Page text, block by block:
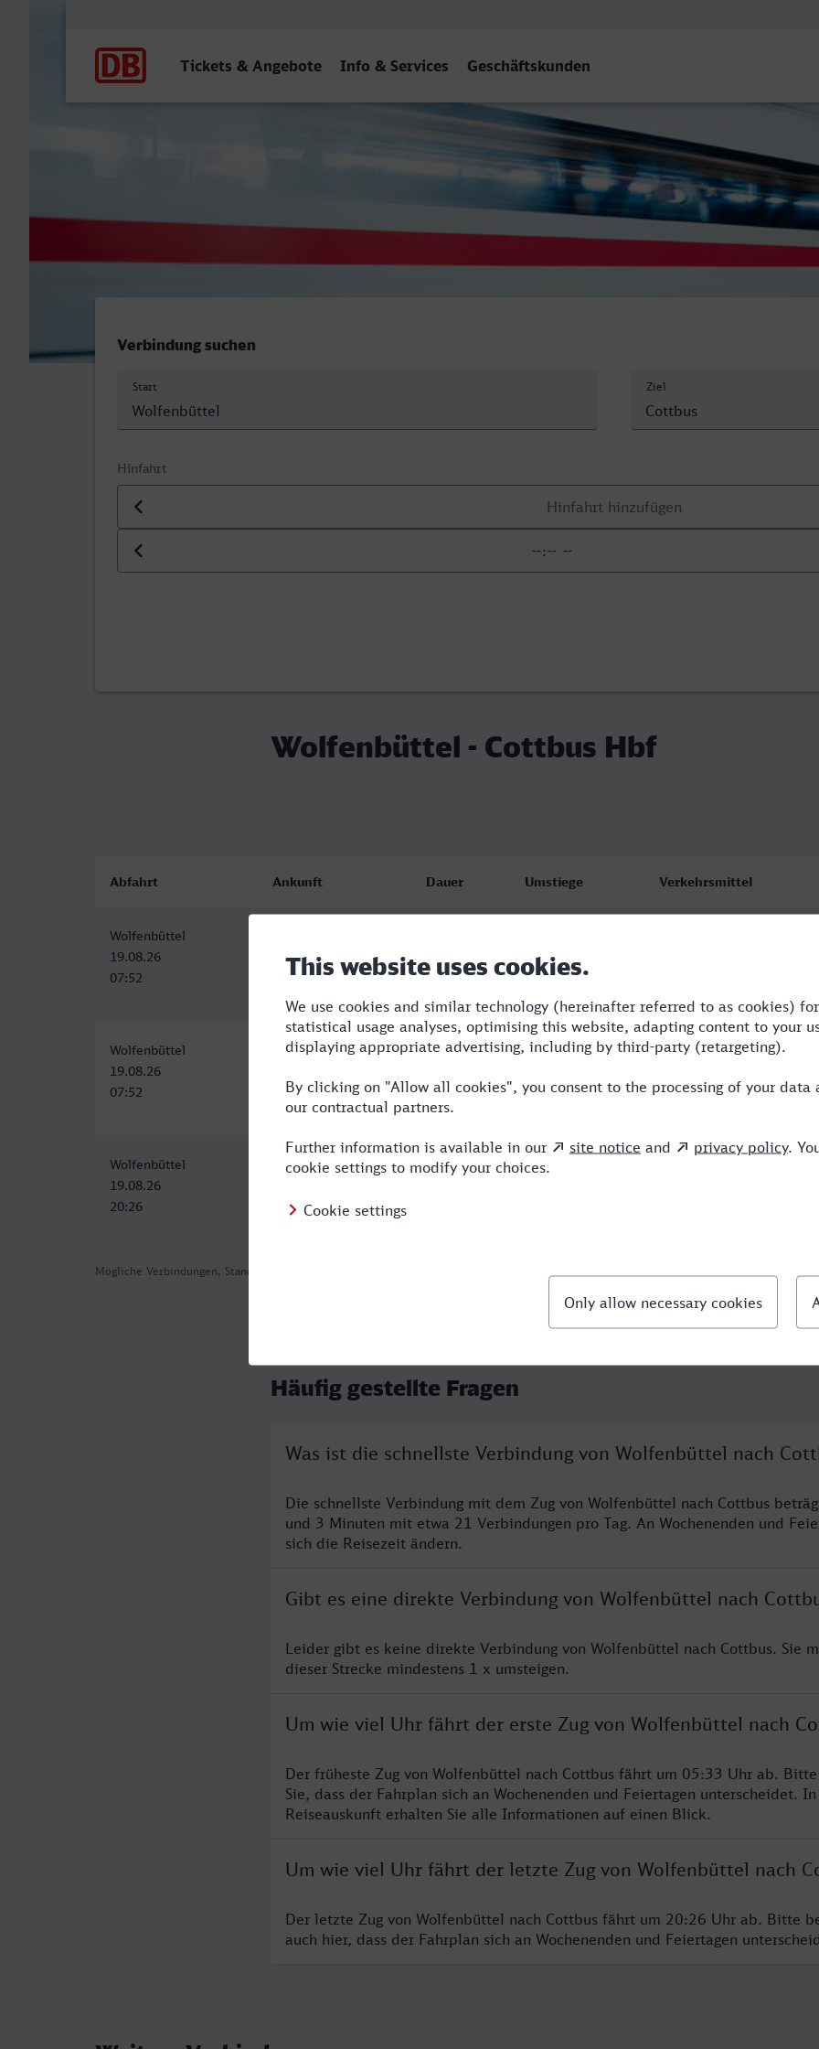
Tickets & Angebote Info & Services Geschäftskunden
Wolfenbüttel - Cottbus Hbf
Verbindung suchen
Start Ziel
Hinfahrt
Datum der Hinfahrt
Uhrzeit der Hinfahrt
Wolfenbüttel - Cottbus Hbf
Mögliche Verbindungen, Stand: 2026-08-05 04:43
Abfahrt Ankunft Dauer Umstiege Verkehrsmittel
Wolfenbüttel
19.08.26
07:52
19.08.26
11:55
Wolfenbüttel
19.08.26
07:52
Cottbus Hbf
11:55
4:03 3 RB,RE,ENO,ICE
Wolfenbüttel
19.08.26
20:26
Cottbus Hbf
00:29
4:03 2
Häufig gestellte Fragen
Was ist die schnellste Verbindung von Wolfenbüttel nach
Die schnellste Verbindung mit dem Zug von Wolfenbüttel nach Cottbus
und 3 Minuten mit etwa 21 Verbindungen pro Tag. An Wochenenden und
sich die Reisezeit ändern.
Gibt es eine direkte Verbindung von Wolfenbüttel nach
Leider gibt es keine direkte Verbindung von Wolfenbüttel nach Cottbus. Sie
dieser Strecke mindestens 1 x umsteigen.
Um wie viel Uhr fährt der erste Zug von Wolfenbüttel nach
Der früheste Zug von Wolfenbüttel nach Cottbus fährt um 05:33 Uhr ab.
Sie, dass der Fahrplan sich an Wochenenden und Feiertagen unterscheidet.
Reiseauskunft erhalten Sie alle Informationen auf einen Blick.
Um wie viel Uhr fährt der letzte Zug von Wolfenbüttel nach
Der letzte Zug von Wolfenbüttel nach Cottbus fährt um 20:26 Uhr ab. Bitte
auch hier, dass der Fahrplan sich an Wochenenden und Feiertagen